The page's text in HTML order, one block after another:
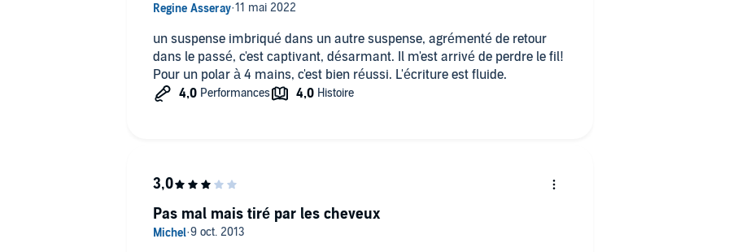
un suspense imbriqué dans un autre suspense, agrémenté de retour
dans le passé, c'est captivant, désarmant. Il m'est arrivé de perdre le fil!
Pour un polar à 4 mains, c'est bien réussi. L'écriture est fluide.
Pas mal mais tiré par les cheveux